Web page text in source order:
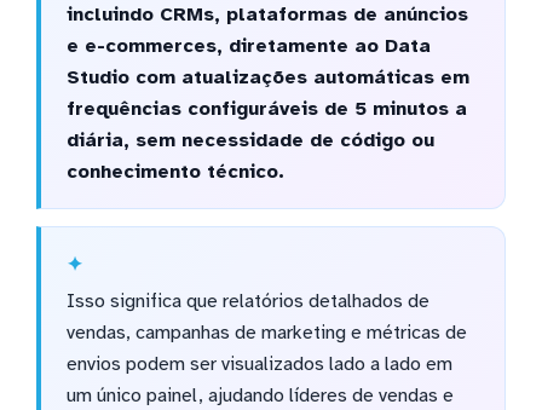
incluindo CRMs, plataformas de anúncios
e e-commerces, diretamente ao Data
Studio com atualizações automáticas em
frequências configuráveis de 5 minutos a
diária, sem necessidade de código ou
conhecimento técnico.
Isso significa que relatórios detalhados de
vendas, campanhas de marketing e métricas de
envios podem ser visualizados lado a lado em
um único painel, ajudando líderes de vendas e